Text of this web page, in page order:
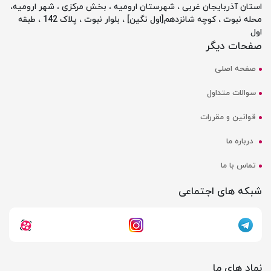
استان آذربایجان غربی ، شهرستان ارومیه ، بخش مرکزی ، شهر ارومیه،
محله نبوت ، کوچه شانزدهم[اول نگین] ، بلوار نبوت ، پلاک 142 ، طبقه
اول
صفحات دیگر
صفحه اصلی
سوالات متداول
قوانین و مقررات
درباره ما
تماس با ما
شبکه های اجتماعی